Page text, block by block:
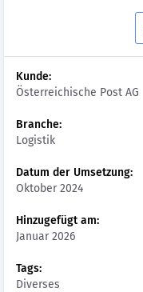
Kunde:
Österreichische Post AG
Branche:
Logistik
Datum der Umsetzung:
Oktober 2024
Hinzugefügt am:
Januar 2026
Tags:
Diverses